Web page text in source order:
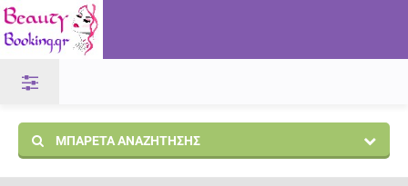
ΜΠΑΡΈΤΑ ΑΝΑΖΉΤΗΣΗΣ